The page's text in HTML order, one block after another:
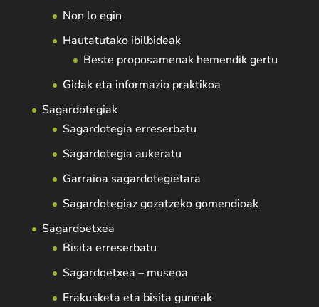
Non lo egin
Hautatutako ibilbideak
Beste proposamenak hemendik gertu
Gidak eta informazio praktikoa
Sagardotegiak
Sagardotegia erreserbatu
Sagardotegia aukeratu
Garraioa sagardotegietara
Sagardotegiaz gozatzeko gomendioak
Sagardoetxea
Bisita erreserbatu
Sagardoetxea – museoa
Erakusketa eta bisita guneak